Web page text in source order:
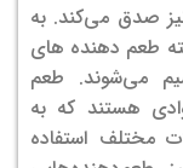
صدق می‌کند. به
طعم دهنده های
می‌شوند. طعم
هستند که به
استفاده